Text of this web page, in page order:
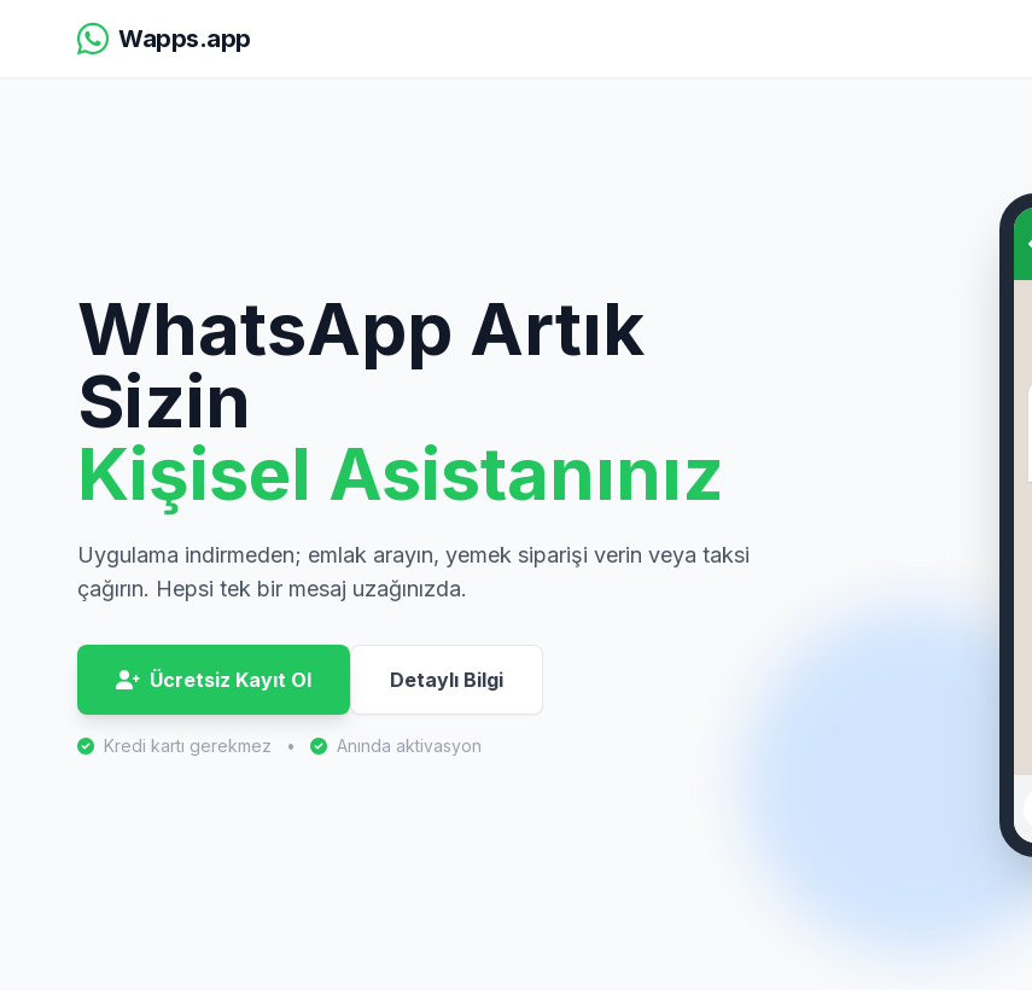
Wapps.app
WhatsApp Artık
Sizin
Kişisel Asistanınız
Uygulama indirmeden; emlak arayın, yemek siparişi verin veya taksi
çağırın. Hepsi tek bir mesaj uzağınızda.
Ücretsiz Kayıt Ol Detaylı Bilgi
Kredi kartı gerekmez • Anında aktivasyon